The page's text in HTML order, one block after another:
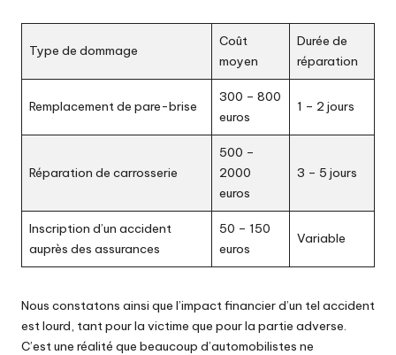
Type de dommage
Coût
moyen
Durée de
réparation
Remplacement de pare-brise
300 – 800
euros
1 – 2 jours
Réparation de carrosserie
500 –
2000
euros
3 – 5 jours
Inscription d’un accident
auprès des assurances
50 – 150
euros
Variable
Nous constatons ainsi que l’impact financier d’un tel accident
est lourd, tant pour la victime que pour la partie adverse.
C’est une réalité que beaucoup d’automobilistes ne